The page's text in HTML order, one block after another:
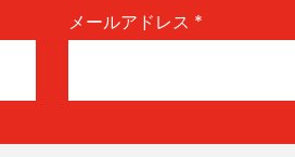
メールアドレス *